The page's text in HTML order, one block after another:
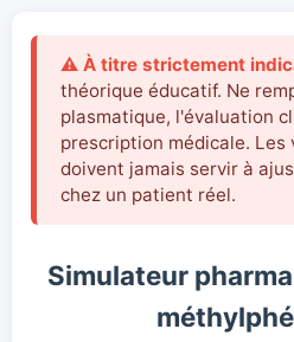
⚠ À titre strictement
théorique éducatif. Ne
plasmatique, l'évaluation
prescription médicale. Les
doivent jamais servir à
chez un patient réel.
Simulateur